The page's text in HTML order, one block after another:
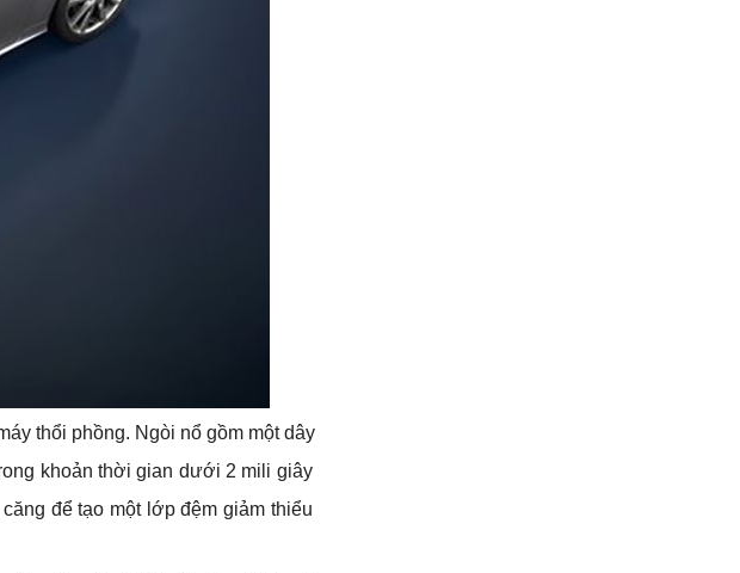
thổi phồng. Ngòi nổ gồm một dây
khoản thời gian dưới 2 mili giây
để tạo một lớp đệm giảm thiểu